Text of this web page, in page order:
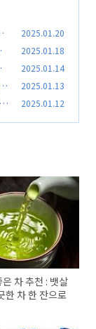
2025.01.20
2025.01.18
2025.01.14
2025.01.13
2025.01.12
차 추천 : 뱃살
한 차 한 잔으로